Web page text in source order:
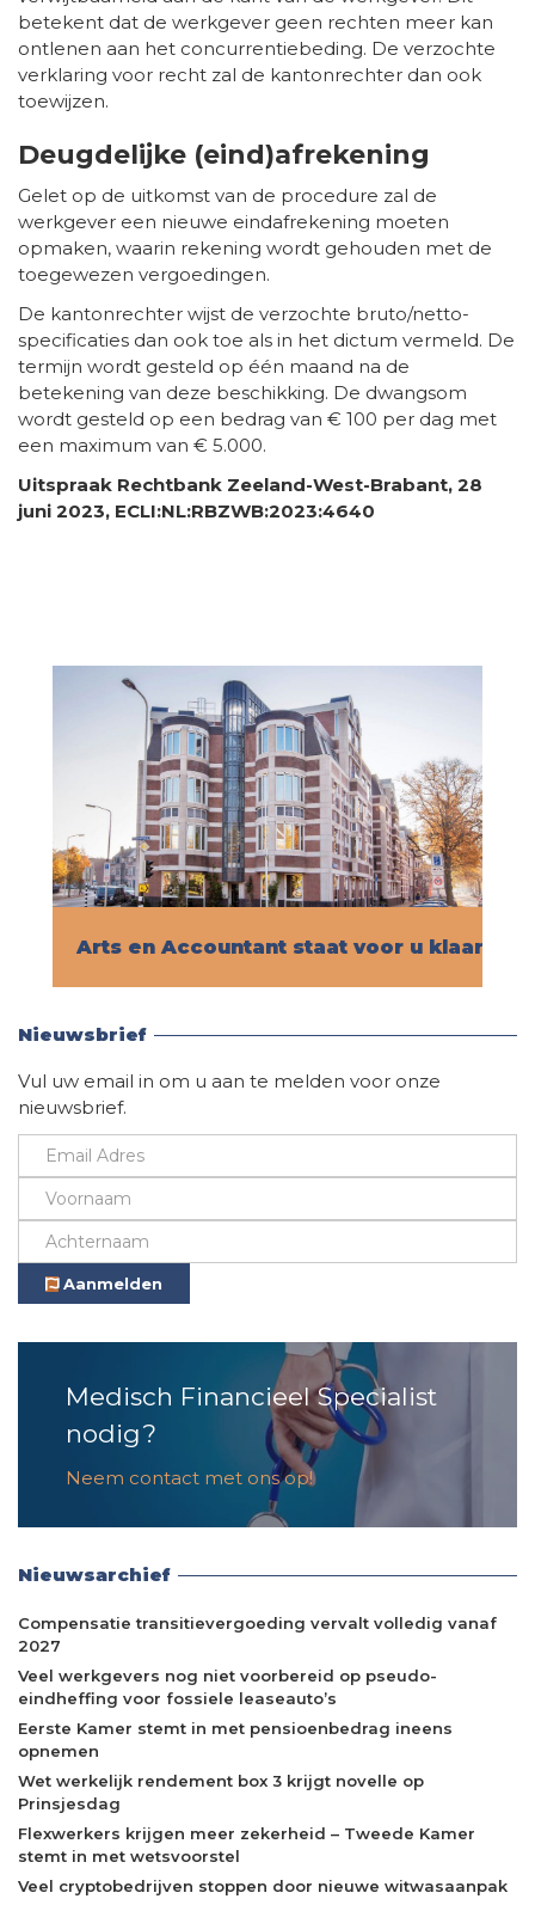
betekent dat de werkgever geen rechten meer kan
ontlenen aan het concurrentiebeding. De verzochte
verklaring voor recht zal de kantonrechter dan ook
toewijzen.
Deugdelijke (eind)afrekening
Gelet op de uitkomst van de procedure zal de
werkgever een nieuwe eindafrekening moeten
opmaken, waarin rekening wordt gehouden met de
toegewezen vergoedingen.
De kantonrechter wijst de verzochte bruto/netto-
specificaties dan ook toe als in het dictum vermeld. De
termijn wordt gesteld op één maand na de
betekening van deze beschikking. De dwangsom
wordt gesteld op een bedrag van € 100 per dag met
een maximum van € 5.000.
Uitspraak Rechtbank Zeeland-West-Brabant, 28
juni 2023, ECLI:NL:RBZWB:2023:4640
Arts en Accountant staat voor u klaar!
Nieuwsbrief
Vul uw email in om u aan te melden voor onze
nieuwsbrief.
Aanmelden
Medisch Financieel Specialist
nodig?
Neem contact met ons op!
Nieuwsarchief
Compensatie transitievergoeding vervalt volledig vanaf
2027
Veel werkgevers nog niet voorbereid op pseudo-
eindheffing voor fossiele leaseauto’s
Eerste Kamer stemt in met pensioenbedrag ineens
opnemen
Wet werkelijk rendement box 3 krijgt novelle op
Prinsjesdag
Flexwerkers krijgen meer zekerheid – Tweede Kamer
stemt in met wetsvoorstel
Veel cryptobedrijven stoppen door nieuwe witwasaanpak